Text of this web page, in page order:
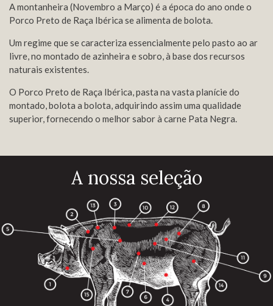
A montanheira (Novembro a Março) é a época do ano onde o
Porco Preto de Raça Ibérica se alimenta de bolota.
Um regime que se caracteriza essencialmente pelo pasto ao ar
livre, no montado de azinheira e sobro, à base dos recursos
naturais existentes.
O Porco Preto de Raça Ibérica, pasta na vasta planície do
montado, bolota a bolota, adquirindo assim uma qualidade
superior, fornecendo o melhor sabor à carne Pata Negra.
A nossa seleção